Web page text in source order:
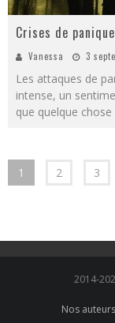
Crises de
Vanessa 3
Les attaques de
intense, un
que quelque
1 2 3
2014-
Nos auteurs